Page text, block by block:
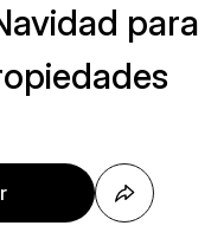
para